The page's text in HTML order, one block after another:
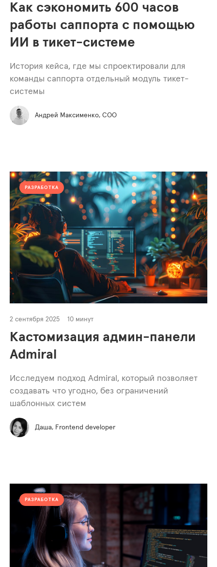
Как сэкономить 600 часов
работы саппорта с помощью
ИИ в тикет-системе
История кейса, где мы спроектировали для
команды саппорта отдельный модуль тикет-
системы
Андрей Максименко, COO
РАЗРАБОТКА
2 сентября 2025 10 минут
Кастомизация админ-панели
Admiral
Исследуем подход Admiral, который позволяет
создавать что угодно, без ограничений
шаблонных систем
Даша, Frontend developer
РАЗРАБОТКА